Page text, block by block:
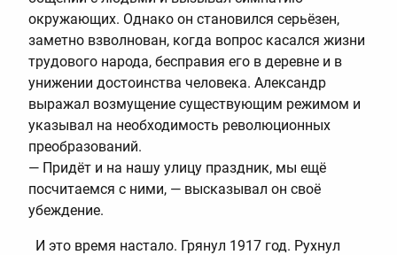
окружающих. Однако он становился серьёзен,
заметно взволнован, когда вопрос касался жизни
трудового народа, бесправия его в деревне и в
унижении достоинства человека. Александр
выражал возмущение существующим режимом и
указывал на необходимость революционных
преобразований.
— Придёт и на нашу улицу праздник, мы ещё
посчитаемся с ними, — высказывал он своё
убеждение.
И это время настало. Грянул 1917 год. Рухнул